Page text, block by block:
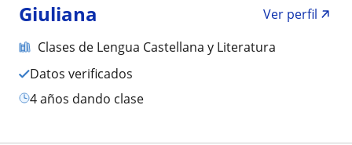
Giuliana
Ver perfil
Clases de Lengua Castellana y Literatura
Datos verificados
4 años dando clase